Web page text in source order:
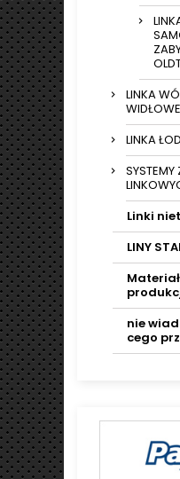
LINKA
LINKA
SYSTEMY
Linki
LINY
nie
cego